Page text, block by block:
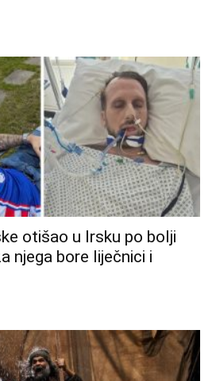
otišao u Irsku po bolji
njega bore liječnici i